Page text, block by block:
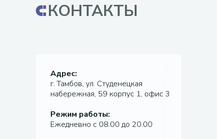
КОНТАКТЫ
Адрес:
г. Тамбов, ул. Студенецкая
набережная, 59 корпус 1, офис 3
Режим работы:
Ежедневно с 08.00 до 20.00